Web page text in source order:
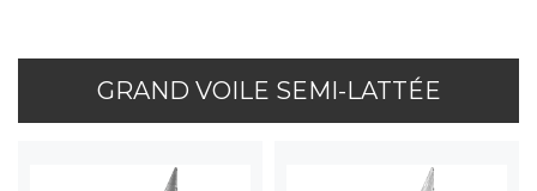
GRAND VOILE SEMI-LATTÉE